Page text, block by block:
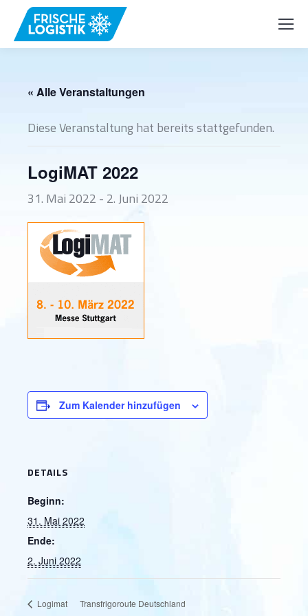
« Alle Veranstaltungen
Diese Veranstaltung hat bereits stattgefunden.
LogiMAT 2022
31. Mai 2022 - 2. Juni 2022
Zum Kalender hinzufügen
DETAILS
Beginn:
31. Mai 2022
Ende:
2. Juni 2022
Logimat Transfrigoroute Deutschland